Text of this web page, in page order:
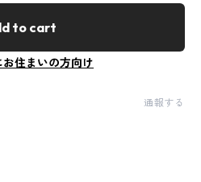
to cart
お住まいの方向け
通報する